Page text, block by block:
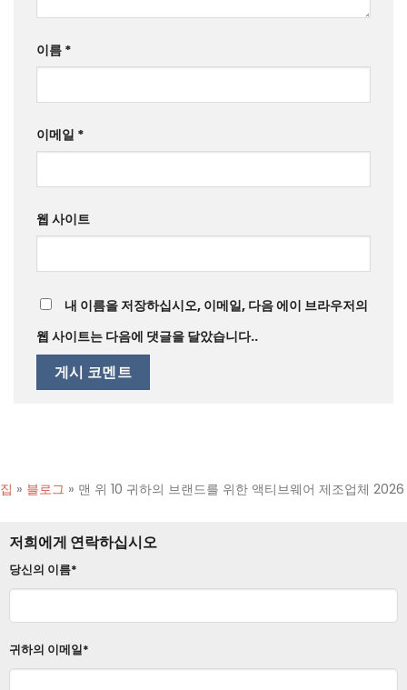
이름 *
이메일 *
웹 사이트
내 이름을 저장하십시오, 이메일, 다음 에이 브라우저의
웹 사이트는 다음에 댓글을 달았습니다..
집 » 블로그 » 맨 위 10 귀하의 브랜드를 위한 액티브웨어 제조업체 2026
저희에게 연락하십시오
당신의 이름*
귀하의 이메일*